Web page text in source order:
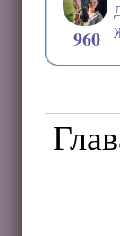
960